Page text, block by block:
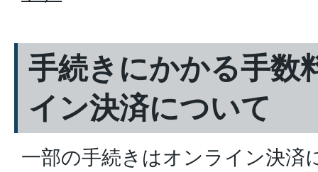
手続きにかかる手数
イン決済について
一部の手続きはオンライン決済